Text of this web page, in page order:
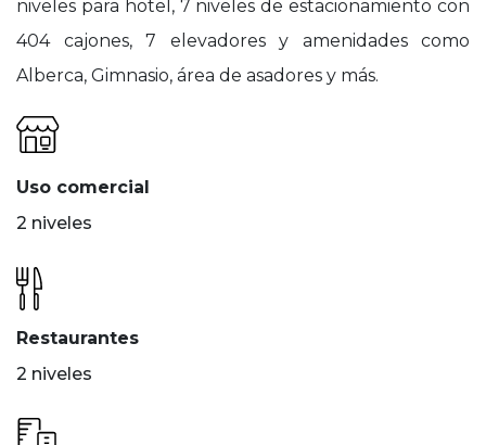
niveles para hotel, 7 niveles de estacionamiento con
404 cajones, 7 elevadores y amenidades como
Alberca, Gimnasio, área de asadores y más.
Uso comercial
2 niveles
Restaurantes
2 niveles